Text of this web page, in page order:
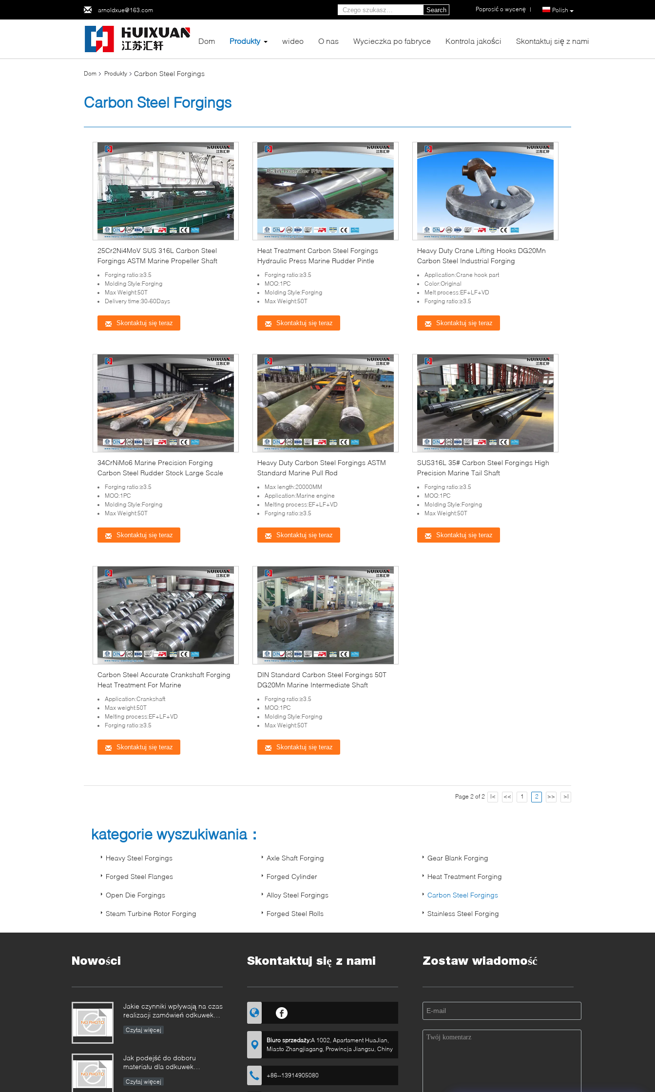
arnoldxue@163.com Polish
Poprosić o wycenę |
Search
Dom Produkty wideo O nas Wycieczka po fabryce Kontrola jakości Skontaktuj się z nami
Dom Produkty Carbon Steel Forgings
Carbon Steel Forgings
25Cr2Ni4MoV SUS 316L Carbon Steel
Forgings ASTM Marine Propeller Shaft
Forging ratio:≥3.5
Molding Style:Forging
Max Weight:50T
Delivery time:30-60Days
Skontaktuj się teraz
Heat Treatment Carbon Steel Forgings
Hydraulic Press Marine Rudder Pintle
Forging ratio:≥3.5
MOQ:1PC
Molding Style:Forging
Max Weight:50T
Skontaktuj się teraz
Heavy Duty Crane Lifting Hooks DG20Mn
Carbon Steel Industrial Forging
Application:Crane hook part
Color:Original
Melt process:EF+LF+VD
Forging ratio:≥3.5
Skontaktuj się teraz
34CrNiMo6 Marine Precision Forging
Carbon Steel Rudder Stock Large Scale
Forging ratio:≥3.5
MOQ:1PC
Molding Style:Forging
Max Weight:50T
Skontaktuj się teraz
Heavy Duty Carbon Steel Forgings ASTM
Standard Marine Pull Rod
Max length:20000MM
Application:Marine engine
Melting process:EF+LF+VD
Forging ratio:≥3.5
Skontaktuj się teraz
SUS316L 35# Carbon Steel Forgings High
Precision Marine Tail Shaft
Forging ratio:≥3.5
MOQ:1PC
Molding Style:Forging
Max Weight:50T
Skontaktuj się teraz
Carbon Steel Accurate Crankshaft Forging
Heat Treatment For Marine
Application:Crankshaft
Max weight:50T
Melting process:EF+LF+VD
Forging ratio:≥3.5
Skontaktuj się teraz
DIN Standard Carbon Steel Forgings 50T
DG20Mn Marine Intermediate Shaft
Forging ratio:≥3.5
MOQ:1PC
Molding Style:Forging
Max Weight:50T
Skontaktuj się teraz
Page 2 of 2 |< << 1 2 >> >|
kategorie wyszukiwania：
Heavy Steel Forgings Axle Shaft Forging Gear Blank Forging
Forged Steel Flanges Forged Cylinder Heat Treatment Forging
Open Die Forgings Alloy Steel Forgings Carbon Steel Forgings
Steam Turbine Rotor Forging Forged Steel Rolls Stainless Steel Forging
Nowości
Jakie czynniki wpływają na czas
realizacji zamówień odkuwek
nimi zarządzać?​​
Czytaj więcej
Jak podejść do doboru
materiału dla odkuwek
korozyjnych?​​
Czytaj więcej
Skontaktuj się z nami
Biuro sprzedaży:A 1002, Apartament HuaJian,
Miasto Zhangjiagang, Prowincja Jiangsu, Chiny
+86--13914905080
Zostaw wiadomość